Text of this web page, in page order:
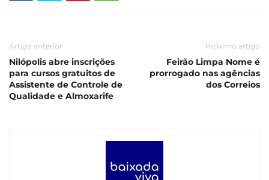
Artigo anterior
Nilópolis abre inscrições
para cursos gratuitos de
Assistente de Controle de
Qualidade e Almoxarife
Próximo artigo
Feirão Limpa Nome é
prorrogado nas agências
dos Correios